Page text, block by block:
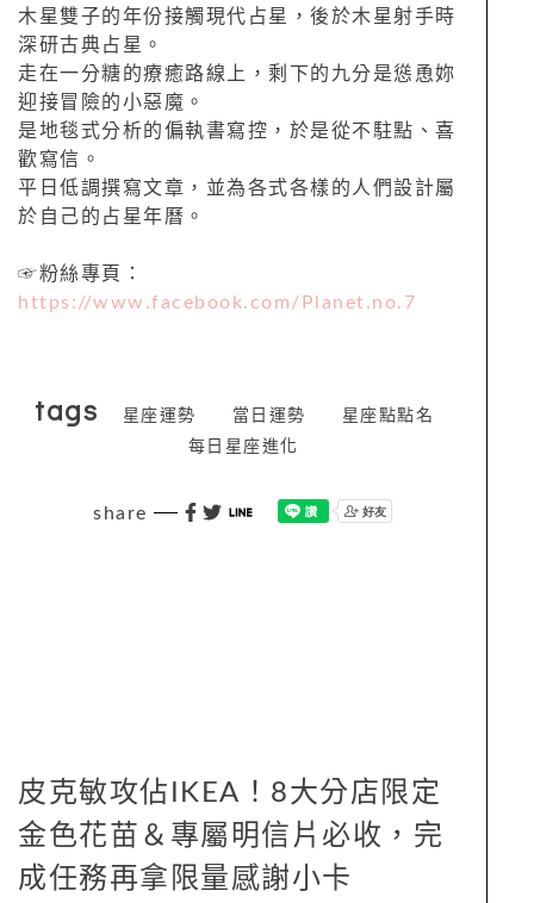
木星雙子的年份接觸現代占星，後於木星射手時
深研古典占星。
走在一分糖的療癒路線上，剩下的九分是慫恿妳
迎接冒險的小惡魔。
是地毯式分析的偏執書寫控，於是從不駐點、喜
歡寫信。
平日低調撰寫文章，並為各式各樣的人們設計屬
於自己的占星年曆。
☞粉絲專頁：
https://www.facebook.com/Planet.no.7
tags 星座運勢 當日運勢
星座點點名
每日星座進化
share
皮克敏攻佔IKEA！8大分店限定
金色花苗＆專屬明信片必收，完
成任務再拿限量感謝小卡